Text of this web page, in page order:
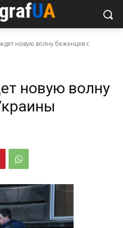
новую волну беженцев с
новую волну